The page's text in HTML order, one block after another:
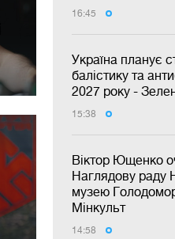
16:45
Україна планує
балістику та
2027 року -
15:38
Віктор Ющенко
Наглядову раду
музею
Мінкульт
14:58